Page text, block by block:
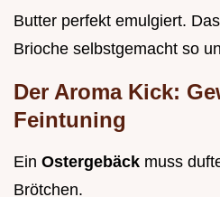
Butter perfekt emulgiert.
Brioche selbstgemacht so
Der Aroma Kick:
Feintuning
Ein Ostergebäck muss
Brötchen.